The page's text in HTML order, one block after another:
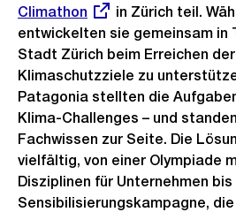
Climathon
in Zürich teil.
entwickelten sie gemeinsam in
Stadt Zürich beim Erreichen
Klimaschutzziele zu
Patagonia stellten die
Klima-Challenges – und
Fachwissen zur Seite. Die
vielfältig, von einer Olympiade
Disziplinen für Unternehmen bis
Sensibilisierungskampagne,